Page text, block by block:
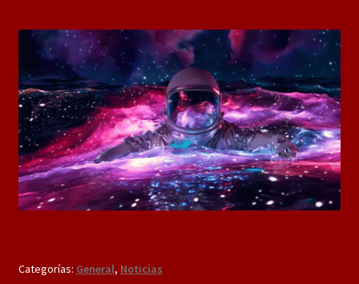
Categorías: General, Noticias